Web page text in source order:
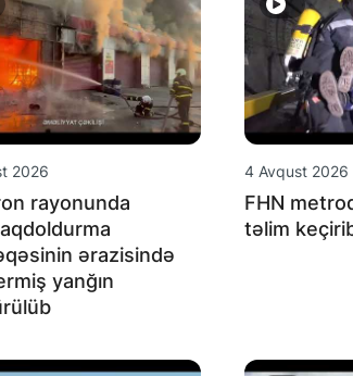
2026
rayonunda
ərazisində
yanğın
4 Avqust 2026
FHN
təlim